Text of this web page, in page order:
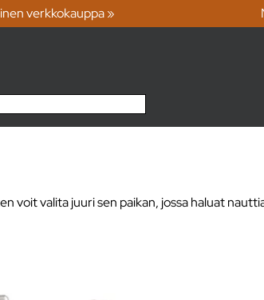
verkkokauppa »
voit valita juuri sen paikan, jossa haluat